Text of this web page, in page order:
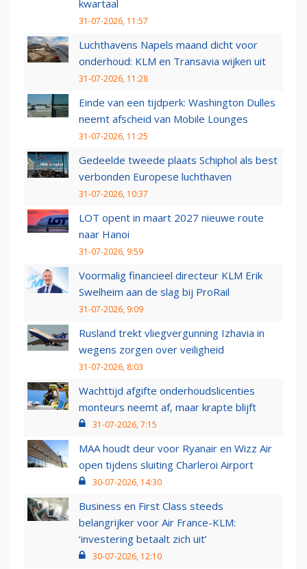
kwartaal
31-07-2026, 11:57
Luchthavens Napels maand dicht voor
onderhoud: KLM en Transavia wijken uit
31-07-2026, 11:28
Einde van een tijdperk: Washington Dulles
neemt afscheid van Mobile Lounges
31-07-2026, 11:25
Gedeelde tweede plaats Schiphol als best
verbonden Europese luchthaven
31-07-2026, 10:37
LOT opent in maart 2027 nieuwe route
naar Hanoi
31-07-2026, 9:59
Voormalig financieel directeur KLM Erik
Swelheim aan de slag bij ProRail
31-07-2026, 9:09
Rusland trekt vliegvergunning Izhavia in
wegens zorgen over veiligheid
31-07-2026, 8:03
Wachttijd afgifte onderhoudslicenties
monteurs neemt af, maar krapte blijft
31-07-2026, 7:15
MAA houdt deur voor Ryanair en Wizz Air
open tijdens sluiting Charleroi Airport
30-07-2026, 14:30
Business en First Class steeds
belangrijker voor Air France-KLM:
‘investering betaalt zich uit’
30-07-2026, 12:10